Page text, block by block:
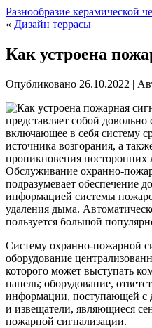
Разнообразие керамической
« Дизайн террасы
Как устроена
Опубликовано 26.10.2022 |
представляет собой
включающее в себя систему
источника возгорания, а
проникновения посторонних
Обслуживание охранно-
подразумевает обеспечение
информацией системы
удаления дыма.
пользуется большой
Систему охранно-пожарной
оборудование
которого может выступать
панель; оборудование,
информации, поступающей с
и извещатели, являющиеся
пожарной сигнализации.